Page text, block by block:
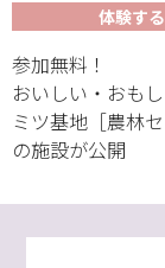
体験する
参加無料！
おいしい・おも
ミツ基地［農林セ
の施設が公開